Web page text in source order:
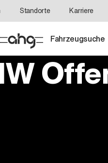
Standorte Karriere
Fahrzeugsuche